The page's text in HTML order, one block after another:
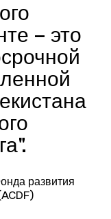
– это
развития